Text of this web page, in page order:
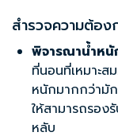
สำรวจความต้อ
พิจารณาน้ำห
ที่นอนที่เหมาะ
หนักมากกว่ามั
ให้สามารถรอง
หลับ